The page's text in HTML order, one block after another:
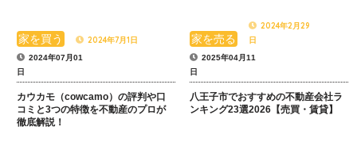
家を買う 2024年7月1日
2024年07月01
日
カウカモ（cowcamo）の評判や口
コミと3つの特徴を不動産のプロが
徹底解説！
家を売る
2024年2月29
日
2025年04月11
日
八王子市でおすすめの不動産会社ラ
ンキング23選2026【売買・賃貸】